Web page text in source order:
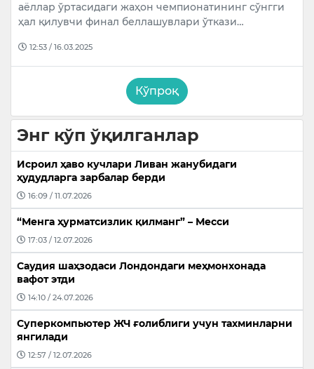
аёллар ўртасидаги жаҳон чемпионатининг сўнгги
ҳал қилувчи финал беллашувлари ўткази…
12:53 / 16.03.2025
Кўпроқ
Энг кўп ўқилганлар
Исроил ҳаво кучлари Ливан жанубидаги
ҳудудларга зарбалар берди
16:09 / 11.07.2026
“Менга ҳурматсизлик қилманг” – Месси
17:03 / 12.07.2026
Саудия шаҳзодаси Лондондаги меҳмонхонада
вафот этди
14:10 / 24.07.2026
Суперкомпьютер ЖЧ ғолиблиги учун тахминларни
янгилади
12:57 / 12.07.2026